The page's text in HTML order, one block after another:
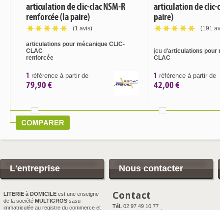
articulation de clic-clac NSM-R
renforcée (la paire)
(1 avis)
articulations pour mécanique CLIC-
CLAC
renforcée
1 référence à partir de
79,90 €
articulation de clic-
paire)
(191
jeu d'articulations pour
CLAC
1 référence à partir de
42,00 €
L'entreprise
LITERIE à DOMICILE est une enseigne
de la société MULTIGROS sasu
immatriculée au registre du commerce et
Nous contacter
Contact
Tél. 02 97 49 10 77